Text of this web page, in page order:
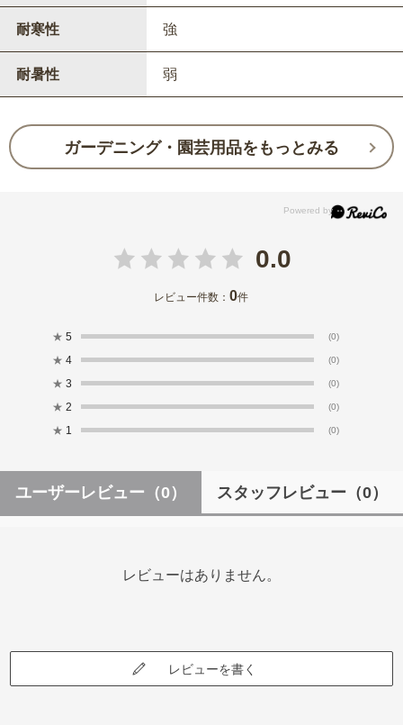
耐寒性 強
耐暑性 弱
ガーデニング・園芸用品をもっとみる
0.0
レビュー件数：0件
★ 5 (0)
★ 4 (0)
★ 3 (0)
★ 2 (0)
★ 1 (0)
ユーザーレビュー （0） スタッフレビュー （0）
レビューはありません。
レビューを書く